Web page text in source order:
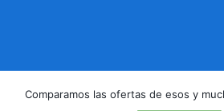
Comparamos las ofertas de esos y